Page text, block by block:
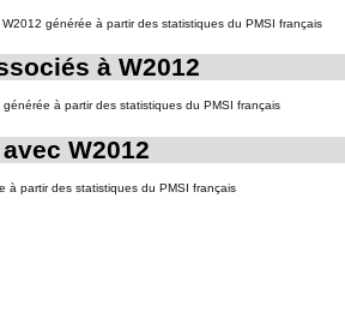
générée à partir des statistiques du PMSI français
à W2012
à partir des statistiques du PMSI français
W2012
à partir des statistiques du PMSI français